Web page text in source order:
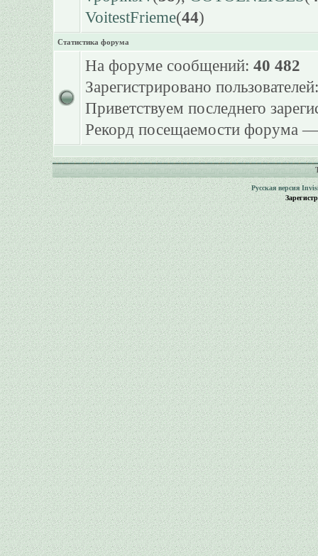
VoitestFrieme(44)
Статистика форума
На форуме сообщений: 40 482
Зарегистрировано
Приветствуем последнего
Рекорд посещаемости форума
Русская версия